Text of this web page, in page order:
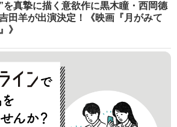
を真摯に描く意欲作に黒木瞳・西岡德
田羊が出演決定！《映画『月がみて
》